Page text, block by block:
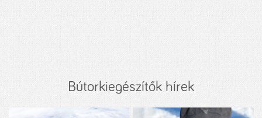
Bútorkiegészítők hírek